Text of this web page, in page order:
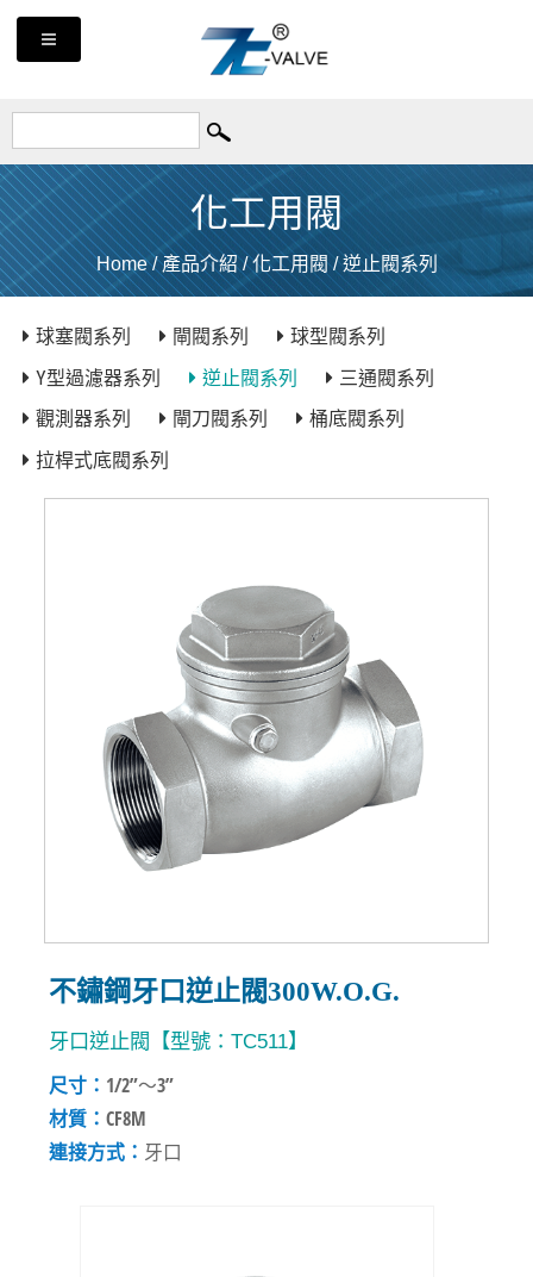
化工用閥
Home/產品介紹/化工用閥/逆止閥系列
球塞閥系列 閘閥系列
球型閥系列
Y型過濾器系列
逆止閥系列
三通閥系列
觀測器系列
閘刀閥系列
桶底閥系列
拉桿式底閥系列
不鏽鋼牙口逆止閥300W.O.G.
牙口逆止閥【型號：TC511】
尺寸： 1/2”～3”
材質： CF8M
連接方式： 牙口